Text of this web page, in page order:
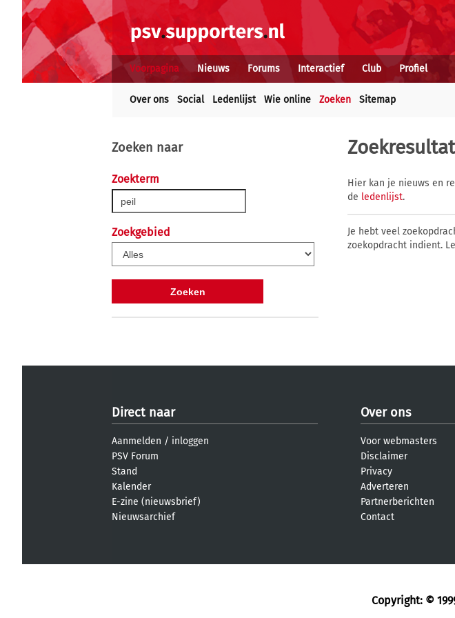
Voorpagina Nieuws Forums Interactief Club Profiel
Over ons Social Ledenlijst Wie online Zoeken Sitemap
Zoeken naar
Zoekterm
Zoekgebied
Hier kan je nieuws en
de ledenlijst.
Je hebt veel
zoekopdracht indient.
Direct naar
Aanmelden / inloggen
PSV Forum
Stand
Kalender
E-zine (nieuwsbrief)
Nieuwsarchief
Over ons
Voor webmasters
Disclaimer
Privacy
Adverteren
Partnerberichten
Contact
Copyright: ©